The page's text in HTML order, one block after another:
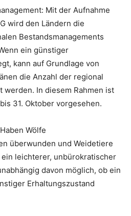
Mit der Aufnahme
wird den Ländern die
Bestandsmanagements
ein günstiger
kann auf Grundlage von
die Anzahl der regional
In diesem Rahmen ist
31. Oktober vorgesehen.
Wölfe
überwunden und Weidetiere
leichterer, unbürokratischer
davon möglich, ob ein
Erhaltungszustand